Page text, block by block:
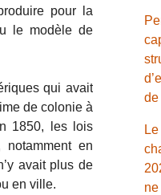
pour la
le modèle de
qui avait
de colonie à
1850, les lois
en
avait plus de
en ville.
de